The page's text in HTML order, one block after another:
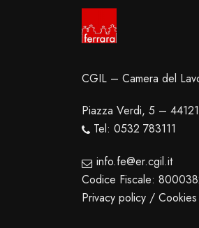
CGIL – Camera del
Piazza Verdi, 5 –
Tel: 0532 783111
info.fe@er.cgil.it
Codice Fiscale:
Privacy policy / Cookies